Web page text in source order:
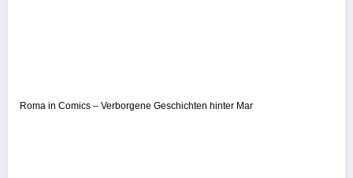
Roma in Comics – Verborgene Geschichten hinter Mar